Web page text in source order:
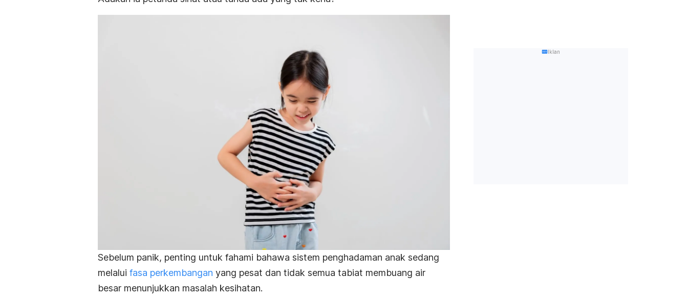
Sebelum panik, penting untuk fahami bahawa sistem penghadaman anak sedang
melalui fasa perkembangan yang pesat dan tidak semua tabiat membuang air
besar menunjukkan masalah kesihatan.
Iklan